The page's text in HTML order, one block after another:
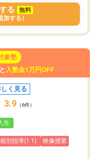
る
無料
加する）
象塾
入塾金1万円OFF
く見る
3.9 （6件）
生
個別指導(1:1)
映像授業